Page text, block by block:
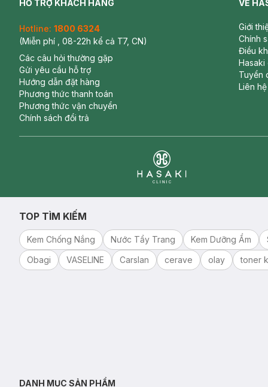
HỖ TRỢ KHÁCH HÀNG
Hotline: 1800 6324
(Miễn phí , 08-22h kể cả T7, CN)
Các câu hỏi thường gặp
Gửi yêu cầu hỗ trợ
Hướng dẫn đặt hàng
Phương thức thanh toán
Phương thức vận chuyển
Chính sách đổi trả
VỀ
Giới
Chính
Điều
Hasaki
Tuyển
Liên hệ
TOP TÌM KIẾM
Kem Chống Nắng Nước Tẩy Trang Kem Dưỡng Ẩm
Obagi
VASELINE Carslan cerave olay toner
DANH MỤC SẢN PHẨM